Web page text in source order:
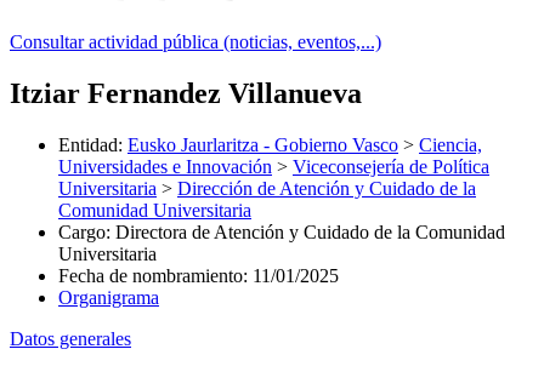
Consultar actividad pública (noticias, eventos,...)
Itziar Fernandez Villanueva
Entidad: Eusko Jaurlaritza - Gobierno Vasco > Ciencia,
Universidades e Innovación > Viceconsejería de Política
Universitaria > Dirección de Atención y Cuidado de la
Comunidad Universitaria
Cargo: Directora de Atención y Cuidado de la Comunidad
Universitaria
Fecha de nombramiento: 11/01/2025
Organigrama
Datos generales